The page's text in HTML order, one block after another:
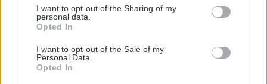
not limited to your visit or usage behaviour. You may click to
grant or deny consent to Google and its third-party tags to
use your data for below specified purposes in below Google
consent section.
I want to opt-out of the Sharing of my
personal data.
Opted In
I want to opt-out of the Sale of my
Personal Data.
Opted In
- Er företagsloggaSTORpresenterat på särskild tavla
- Er företagslogga presenterat på vik.se
- Inbjudan till mingel & partnerträff för 2 personer i
samband med en match